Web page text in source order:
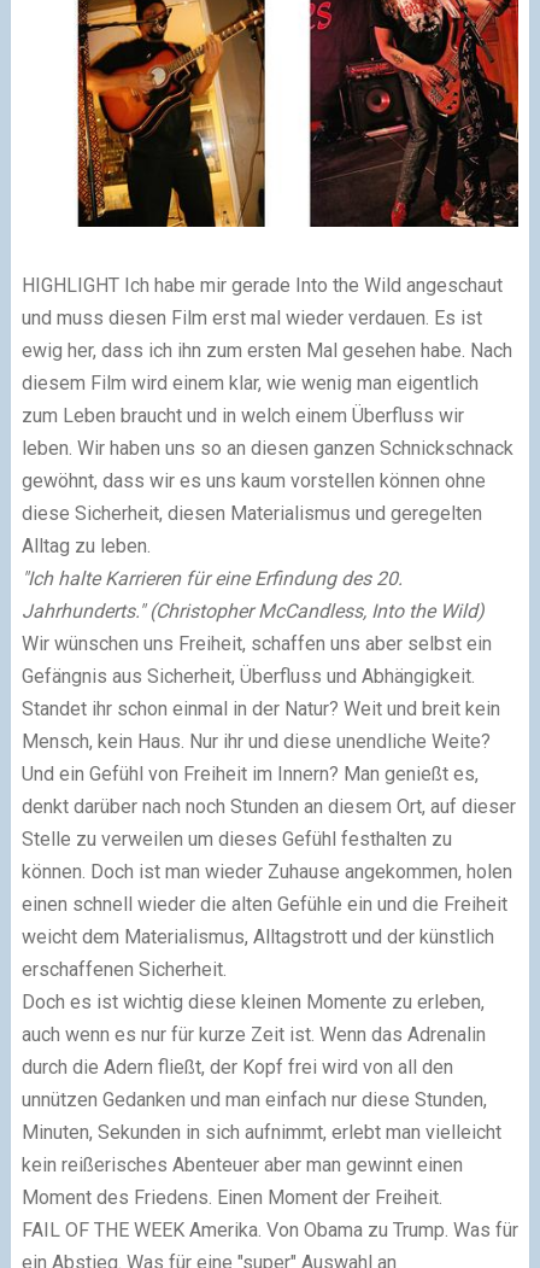
HIGHLIGHTIch habe mir gerade Into the Wild angeschaut
und muss diesen Film erst mal wieder verdauen. Es ist
ewig her, dass ich ihn zum ersten Mal gesehen habe. Nach
diesem Film wird einem klar, wie wenig man eigentlich
zum Leben braucht und in welch einem Überfluss wir
leben. Wir haben uns so an diesen ganzen Schnickschnack
gewöhnt, dass wir es uns kaum vorstellen können ohne
diese Sicherheit, diesen Materialismus und geregelten
Alltag zu leben.
"Ich halte Karrieren für eine Erfindung des 20.
Jahrhunderts." (Christopher McCandless, Into the Wild)
Wir wünschen uns Freiheit, schaffen uns aber selbst ein
Gefängnis aus Sicherheit, Überfluss und Abhängigkeit.
Standet ihr schon einmal in der Natur? Weit und breit kein
Mensch, kein Haus. Nur ihr und diese unendliche Weite?
Und ein Gefühl von Freiheit im Innern? Man genießt es,
denkt darüber nach noch Stunden an diesem Ort, auf dieser
Stelle zu verweilen um dieses Gefühl festhalten zu
können. Doch ist man wieder Zuhause angekommen, holen
einen schnell wieder die alten Gefühle ein und die Freiheit
weicht dem Materialismus, Alltagstrott und der künstlich
erschaffenen Sicherheit.
Doch es ist wichtig diese kleinen Momente zu erleben,
auch wenn es nur für kurze Zeit ist. Wenn das Adrenalin
durch die Adern fließt, der Kopf frei wird von all den
unnützen Gedanken und man einfach nur diese Stunden,
Minuten, Sekunden in sich aufnimmt, erlebt man vielleicht
kein reißerisches Abenteuer aber man gewinnt einen
Moment des Friedens. Einen Moment der Freiheit.
FAIL OF THE WEEKAmerika. Von Obama zu Trump. Was für
ein Abstieg. Was für eine "super" Auswahl an